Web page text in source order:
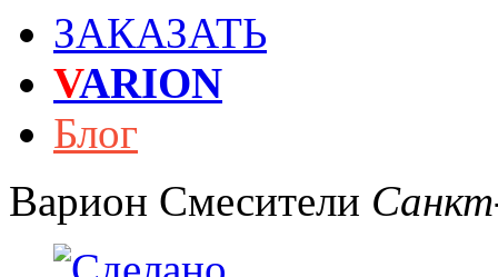
ЗАКАЗАТЬ
VARION
Блог
Варион Смесители